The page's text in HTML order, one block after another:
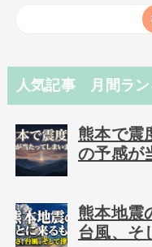
人気記事 月間ラン
熊本で震
の予感が
熊本地震
台風、そ